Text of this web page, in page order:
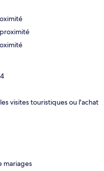
visites touristiques ou l'achat
mariages